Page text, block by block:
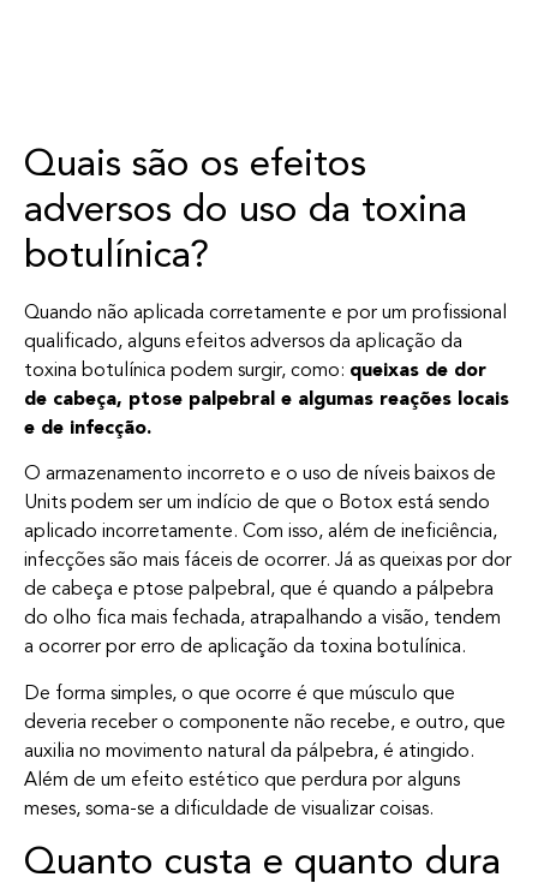
Quais são os efeitos
adversos do uso da toxina
botulínica?
Quando não aplicada corretamente e por um profissional
qualificado, alguns efeitos adversos da aplicação da
toxina botulínica podem surgir, como: queixas de dor
de cabeça, ptose palpebral e algumas reações locais
e de infecção.
O armazenamento incorreto e o uso de níveis baixos de
Units podem ser um indício de que o Botox está sendo
aplicado incorretamente. Com isso, além de ineficiência,
infecções são mais fáceis de ocorrer. Já as queixas por dor
de cabeça e ptose palpebral, que é quando a pálpebra
do olho fica mais fechada, atrapalhando a visão, tendem
a ocorrer por erro de aplicação da toxina botulínica.
De forma simples, o que ocorre é que músculo que
deveria receber o componente não recebe, e outro, que
auxilia no movimento natural da pálpebra, é atingido.
Além de um efeito estético que perdura por alguns
meses, soma-se a dificuldade de visualizar coisas.
Quanto custa e quanto dura